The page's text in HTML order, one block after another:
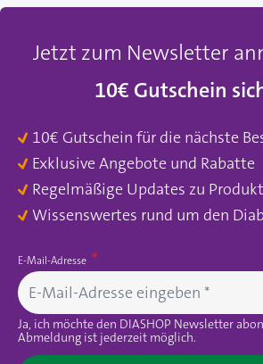
Jetzt zum Newsletter
10€ Gutschein
10€ Gutschein für die nächste
Exklusive Angebote und Rabatte
Regelmäßige Updates zu
Wissenswertes rund um den
E-Mail-Adresse
Ja, ich möchte den DIASHOP Newsletter
Abmeldung ist jederzeit möglich.